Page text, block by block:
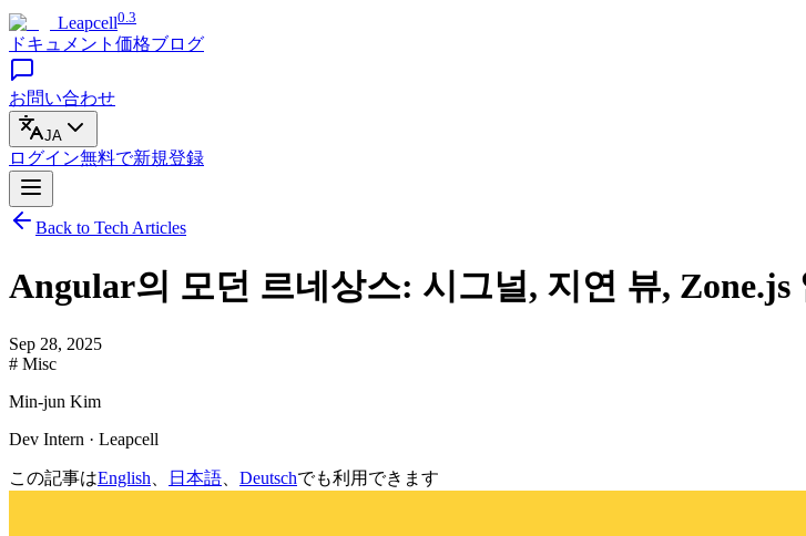
Leapcell0.3
ドキュメント 価格ブログ
お問い合わせ
JA
ログイン無料で新規登録
Back to Tech Articles
Angular의 모던 르네상스: 시그널, 지연 뷰,
Sep 28, 2025
# Misc
Min-jun Kim
Dev Intern · Leapcell
この記事はEnglish 日本語 Deutschでも利用できます